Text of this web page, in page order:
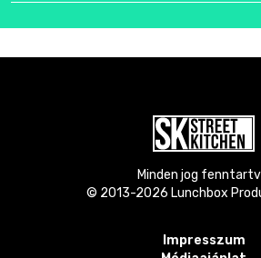
Minden jog
© 2013-2026 Lunchbox
Impresszum